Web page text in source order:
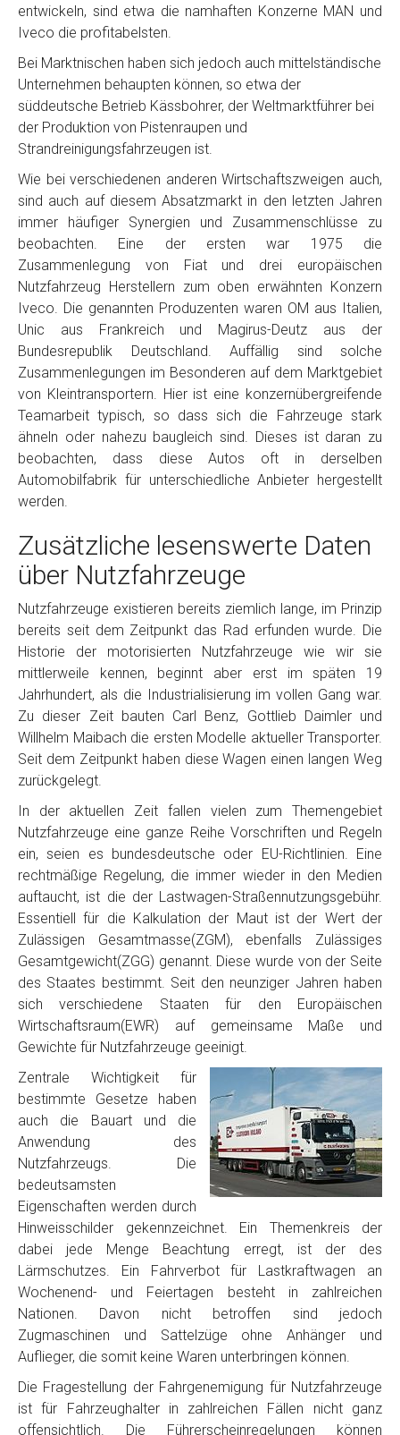
entwickeln, sind etwa die namhaften Konzerne MAN und
Iveco die profitabelsten.
Bei Marktnischen haben sich jedoch auch mittelständische
Unternehmen behaupten können, so etwa der
süddeutsche Betrieb Kässbohrer, der Weltmarktführer bei
der Produktion von Pistenraupen und
Strandreinigungsfahrzeugen ist.
Wie bei verschiedenen anderen Wirtschaftszweigen auch,
sind auch auf diesem Absatzmarkt in den letzten Jahren
immer häufiger Synergien und Zusammenschlüsse zu
beobachten. Eine der ersten war 1975 die
Zusammenlegung von Fiat und drei europäischen
Nutzfahrzeug Herstellern zum oben erwähnten Konzern
Iveco. Die genannten Produzenten waren OM aus Italien,
Unic aus Frankreich und Magirus-Deutz aus der
Bundesrepublik Deutschland. Auffällig sind solche
Zusammenlegungen im Besonderen auf dem Marktgebiet
von Kleintransportern. Hier ist eine konzernübergreifende
Teamarbeit typisch, so dass sich die Fahrzeuge stark
ähneln oder nahezu baugleich sind. Dieses ist daran zu
beobachten, dass diese Autos oft in derselben
Automobilfabrik für unterschiedliche Anbieter hergestellt
werden.
Zusätzliche lesenswerte Daten
über Nutzfahrzeuge
Nutzfahrzeuge existieren bereits ziemlich lange, im Prinzip
bereits seit dem Zeitpunkt das Rad erfunden wurde. Die
Historie der motorisierten Nutzfahrzeuge wie wir sie
mittlerweile kennen, beginnt aber erst im späten 19
Jahrhundert, als die Industrialisierung im vollen Gang war.
Zu dieser Zeit bauten Carl Benz, Gottlieb Daimler und
Willhelm Maibach die ersten Modelle aktueller Transporter.
Seit dem Zeitpunkt haben diese Wagen einen langen Weg
zurückgelegt.
In der aktuellen Zeit fallen vielen zum Themengebiet
Nutzfahrzeuge eine ganze Reihe Vorschriften und Regeln
ein, seien es bundesdeutsche oder EU-Richtlinien. Eine
rechtmäßige Regelung, die immer wieder in den Medien
auftaucht, ist die der Lastwagen-Straßennutzungsgebühr.
Essentiell für die Kalkulation der Maut ist der Wert der
Zulässigen Gesamtmasse(ZGM), ebenfalls Zulässiges
Gesamtgewicht(ZGG) genannt. Diese wurde von der Seite
des Staates bestimmt. Seit den neunziger Jahren haben
sich verschiedene Staaten für den Europäischen
Wirtschaftsraum(EWR) auf gemeinsame Maße und
Gewichte für Nutzfahrzeuge geeinigt.
Zentrale Wichtigkeit für
bestimmte Gesetze haben
auch die Bauart und die
Anwendung des
Nutzfahrzeugs. Die
bedeutsamsten
Eigenschaften werden durch
Hinweisschilder gekennzeichnet. Ein Themenkreis der
dabei jede Menge Beachtung erregt, ist der des
Lärmschutzes. Ein Fahrverbot für Lastkraftwagen an
Wochenend- und Feiertagen besteht in zahlreichen
Nationen. Davon nicht betroffen sind jedoch
Zugmaschinen und Sattelzüge ohne Anhänger und
Auflieger, die somit keine Waren unterbringen können.
Die Fragestellung der Fahrgenemigung für Nutzfahrzeuge
ist für Fahrzeughalter in zahlreichen Fällen nicht ganz
offensichtlich. Die Führerscheinregelungen können